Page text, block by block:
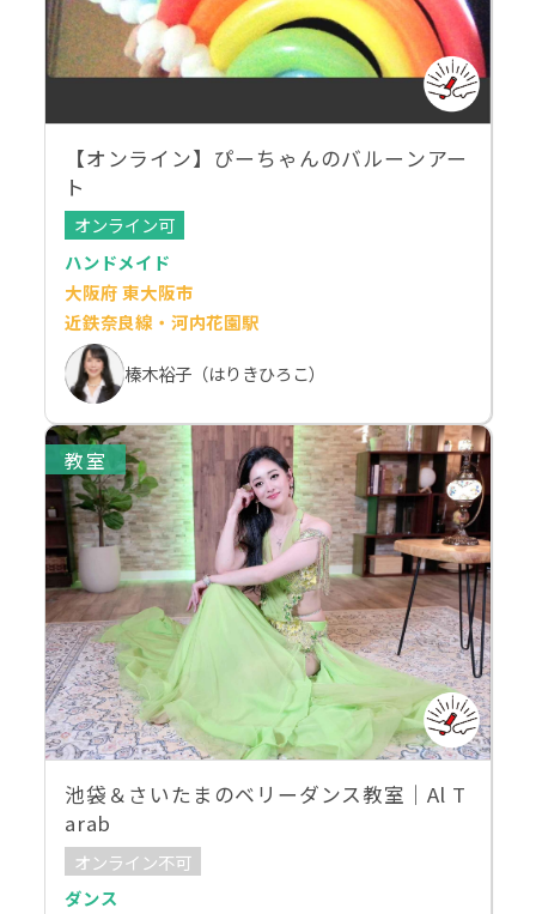
【オンライン】ぴーちゃんのバルーンアー
ト
オンライン可
ハンドメイド
大阪府 東大阪市
近鉄奈良線・河内花園駅
榛木裕子（はりきひろこ）
教室
池袋＆さいたまのベリーダンス教室｜Al T
arab
オンライン不可
ダンス